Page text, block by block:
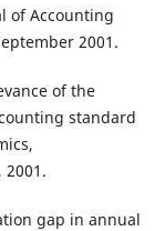
of Accounting
2001.
of the
standard
2001.
gap in annual